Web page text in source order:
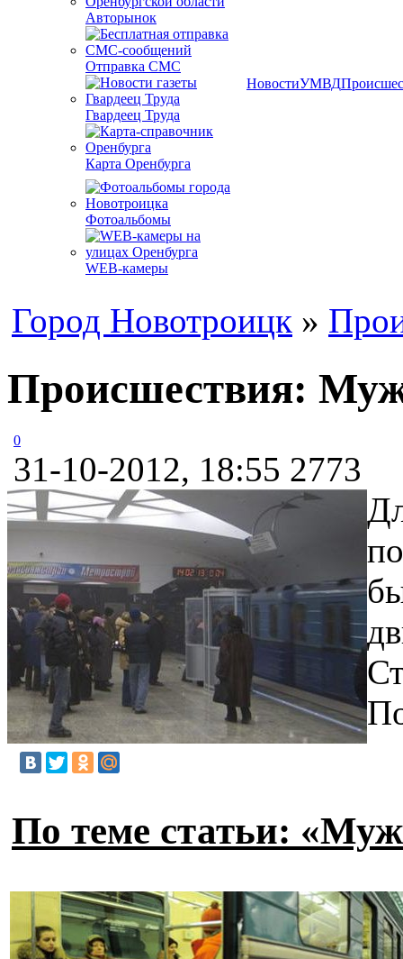
Авторынок
Отправка СМС
Гвардеец Труда
Карта Оренбурга
Фотоальбомы
WEB-камеры
НовостиУМВД
Город Новотроицк »
Происшествия:
0
31-10-2012, 18:55 2773
По теме статьи: